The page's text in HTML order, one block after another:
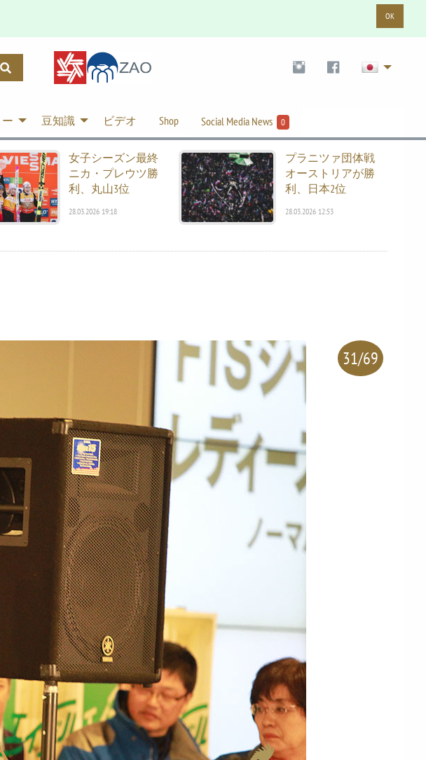
OK
豆知識 ビデオ Shop Social Media News 0
女子シーズン最終
ニカ・プレウツ勝
利、丸山3位
28.03.2026 19:18
プラニツァ団体戦
オーストリアが勝
利、日本2位
28.03.2026 12:53
31/69